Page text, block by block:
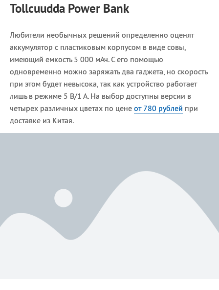
Tollcuudda Power Bank
Любители необычных решений определенно оценят
аккумулятор с пластиковым корпусом в виде совы,
имеющий емкость 5 000 мАч. С его помощью
одновременно можно заряжать два гаджета, но скорость
при этом будет невысока, так как устройство работает
лишь в режиме 5 В/1 А. На выбор доступны версии в
четырех различных цветах по цене от 780 рублей при
доставке из Китая.